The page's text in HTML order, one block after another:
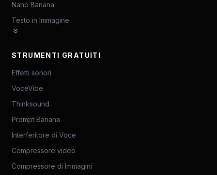
Nano Banana
Testo in Immagine
STRUMENTI GRATUITI
Effetti sonori
VoceVibe
Thinksound
Prompt Banana
Interferitore di Voce
Compressore video
Compressore di Immagini